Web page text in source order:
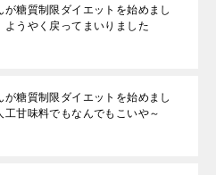
が糖質制限ダイエットを始めまし
ようやく戻ってまいりました
が糖質制限ダイエットを始めまし
工甘味料でもなんでもこいや～